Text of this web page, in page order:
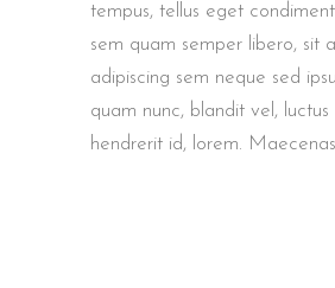
tempus, tellus eget
sem quam semper libero, sit
adipiscing sem neque sed
quam nunc, blandit vel, luctus
hendrerit id, lorem.